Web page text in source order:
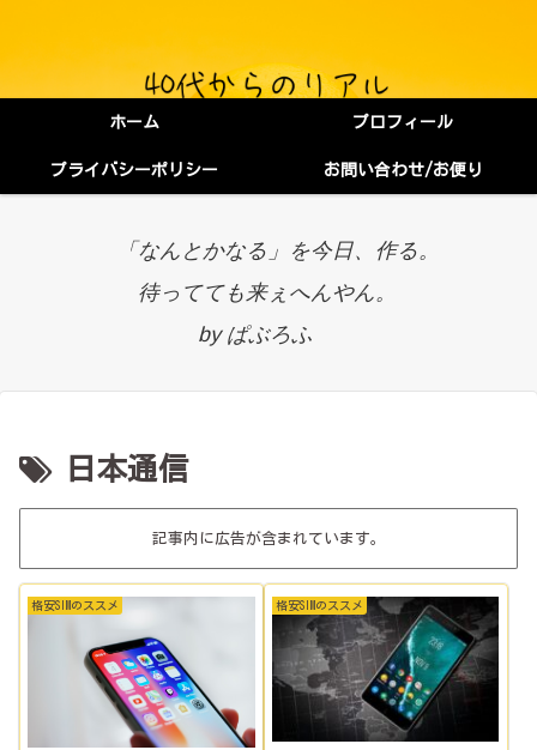
ホーム プロフィール
プライバシーポリシー お問い合わせ/お便り
「なんとかなる」を今日、作る。
待ってても来ぇへんやん。
by ぱぶろふ
日本通信
記事内に広告が含まれています。
格安SIMのススメ 格安SIMのススメ